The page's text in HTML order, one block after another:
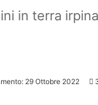
in terra irpina
29 Ottobre 2022